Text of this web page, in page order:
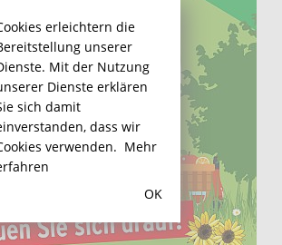
erleichtern die
unserer
Mit der Nutzung
Dienste erklären
sich damit
dass wir
verwenden. Mehr
OK